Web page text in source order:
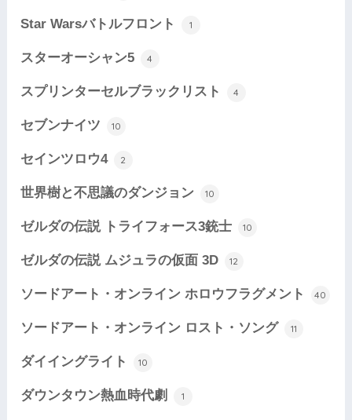
Star Warsバトルフロント 1
スターオーシャン5 4
スプリンターセルブラックリスト 4
セブンナイツ 10
セインツロウ4 2
世界樹と不思議のダンジョン 10
ゼルダの伝説 トライフォース3銃士 10
ゼルダの伝説 ムジュラの仮面 3D 12
ソードアート・オンライン ホロウフラグメント 40
ソードアート・オンライン ロスト・ソング 11
ダイイングライト 10
ダウンタウン熱血時代劇 1